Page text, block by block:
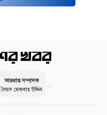
ভারপ্রাপ্ত সম্পাদক
সৈয়দ মেজবাহ উদ্দিন